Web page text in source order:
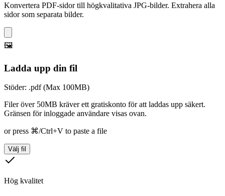
Konvertera PDF-sidor till högkvalitativa JPG-bilder. Extrahera alla
sidor som separata bilder.
🖼️
Ladda upp din fil
Stöder: .pdf (Max 100MB)
Filer över 50MB kräver ett gratiskonto för att laddas upp säkert.
Gränsen för inloggade användare visas ovan.
or press ⌘/Ctrl+V to paste a file
Välj fil
Hög kvalitet